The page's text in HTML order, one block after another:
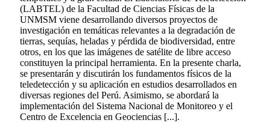
(LABTEL) de la Facultad de Ciencias Físicas de la
UNMSM viene desarrollando diversos proyectos de
investigación en temáticas relevantes a la degradación de
tierras, sequías, heladas y pérdida de biodiversidad, entre
otros, en los que las imágenes de satélite de libre acceso
constituyen la principal herramienta. En la presente charla,
se presentarán y discutirán los fundamentos físicos de la
teledetección y su aplicación en estudios desarrollados en
diversas regiones del Perú. Asimismo, se abordará la
implementación del Sistema Nacional de Monitoreo y el
Centro de Excelencia en Geociencias [...].